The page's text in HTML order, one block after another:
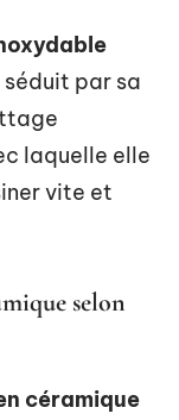
par sa
laquelle elle
vite et
selon
céramique